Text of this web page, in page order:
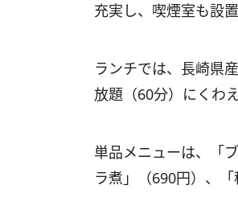
充実し、喫煙室も設置
ランチでは、長崎県
放題（60分）にくわ
単品メニューは、「
ラ煮」（690円）、